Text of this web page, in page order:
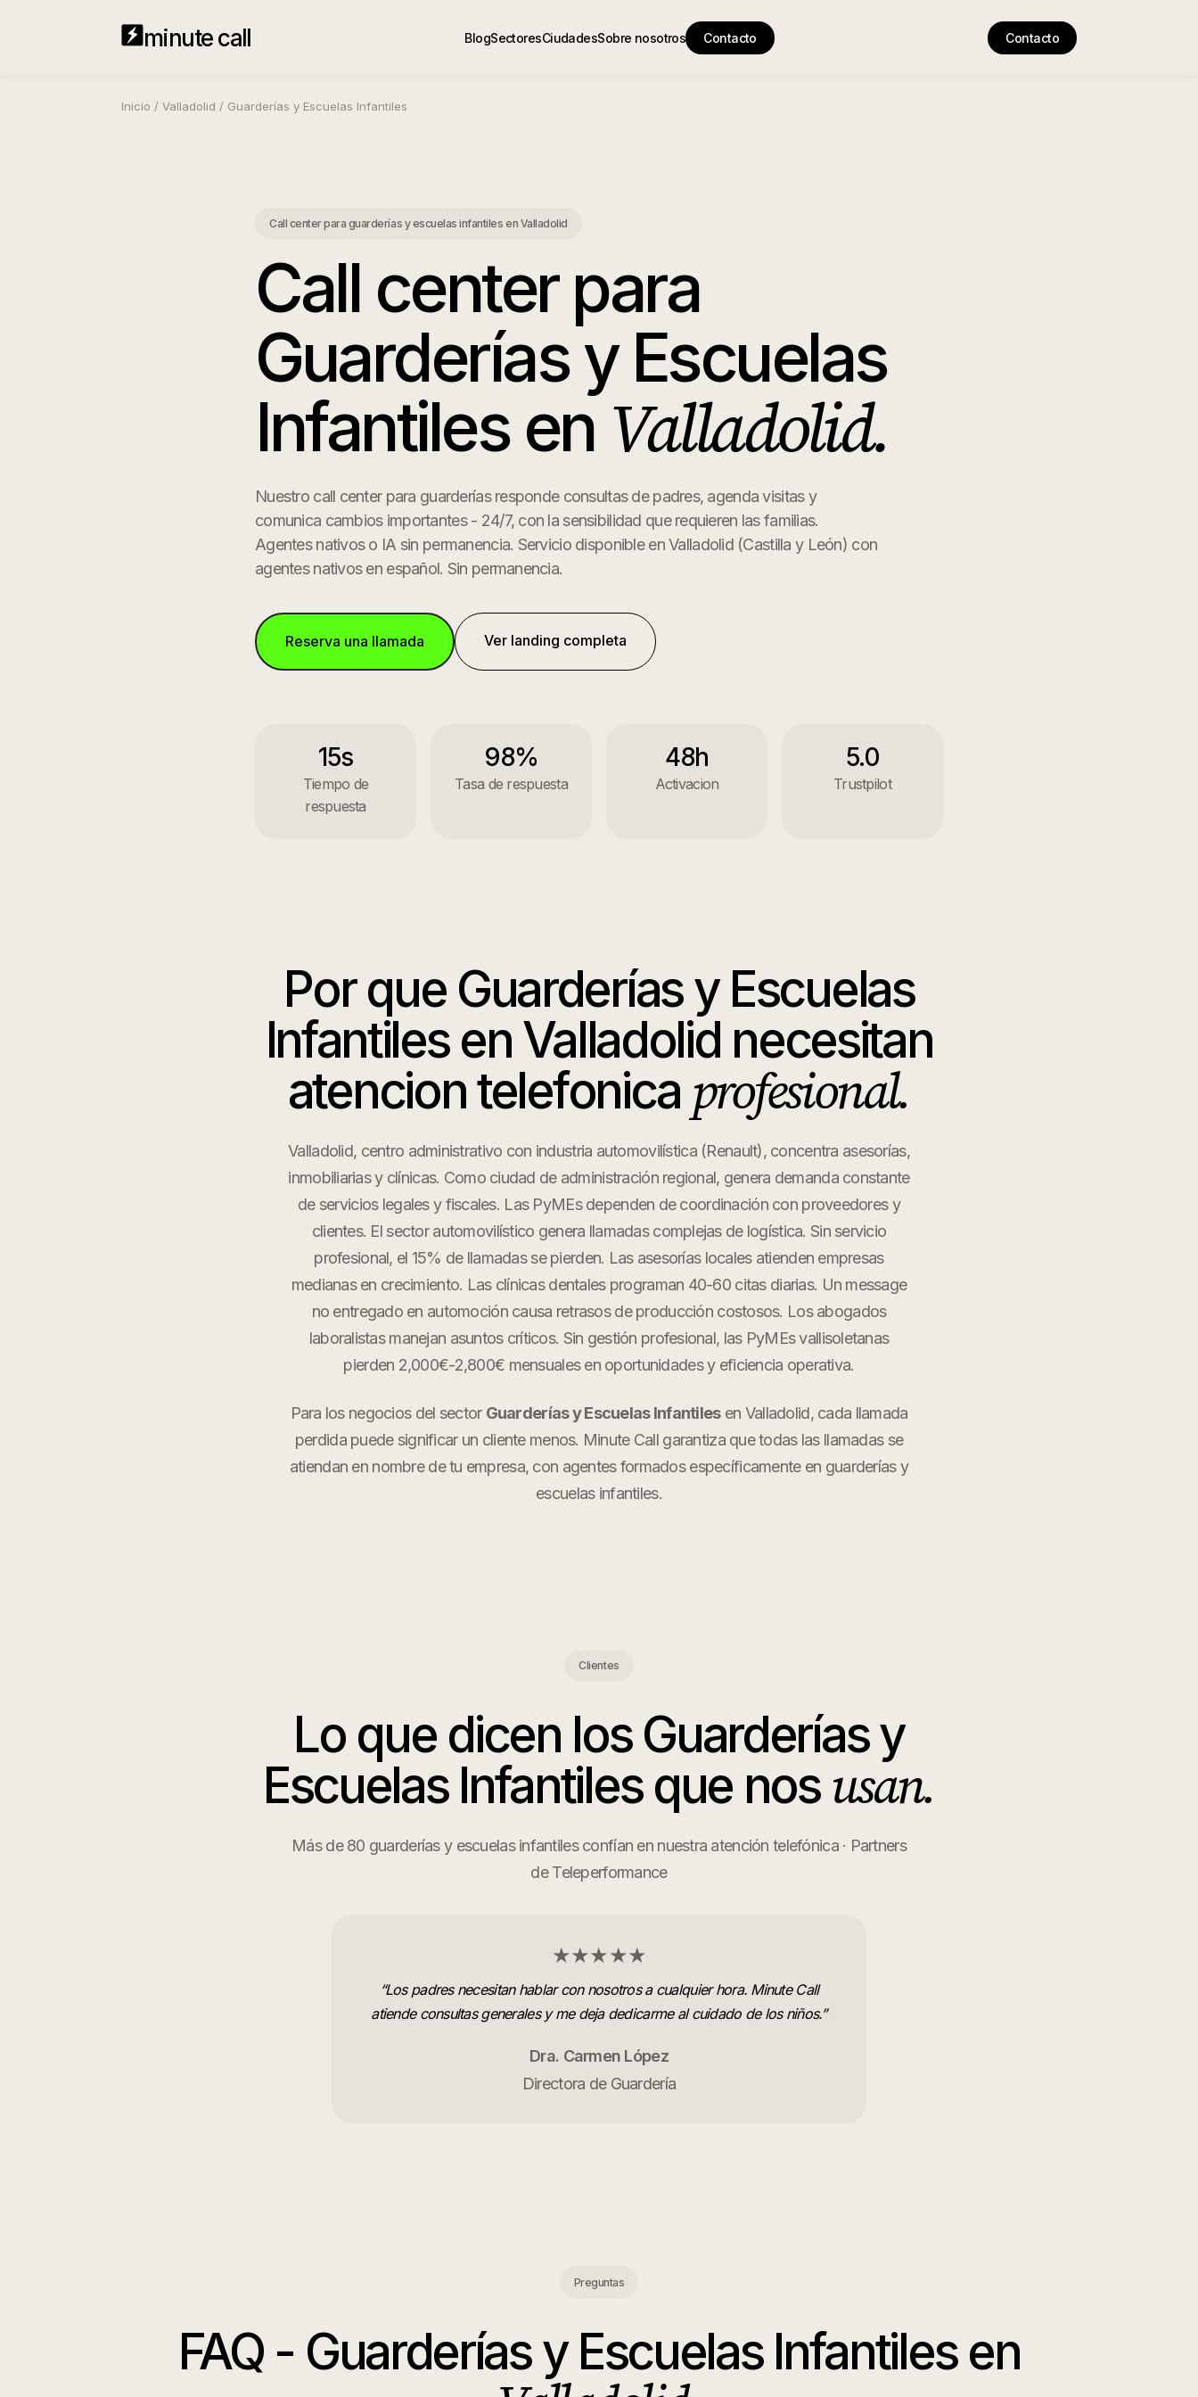
minute call BlogSectoresCiudadesSobre nosotros Contacto Contacto
Inicio / Valladolid / Guarderías y Escuelas Infantiles
Call center para guarderías y escuelas infantiles en Valladolid
Call center para
Guarderías y Escuelas
Infantilesen Valladolid.
Nuestro call center para guarderías responde consultas de padres, agenda visitas y
comunica cambios importantes - 24/7, con la sensibilidad que requieren las familias.
Agentes nativos o IA sin permanencia. Servicio disponible enValladolid(Castilla y León) con
agentes nativos en español. Sin permanencia.
Reserva una llamada Ver landing completa
15s
Tiempo de
respuesta
98%
Tasa de respuesta
48h
Activacion
5.0
Trustpilot
Por que Guarderías y Escuelas
InfantilesenValladolid necesitan
atencion telefonica profesional.
Valladolid, centro administrativo con industria automovilística (Renault), concentra asesorías,
inmobiliarias y clínicas. Como ciudad de administración regional, genera demanda constante
de servicios legales y fiscales. Las PyMEs dependen de coordinación con proveedores y
clientes. El sector automovilístico genera llamadas complejas de logística. Sin servicio
profesional, el 15% de llamadas se pierden. Las asesorías locales atienden empresas
medianas en crecimiento. Las clínicas dentales programan 40-60 citas diarias. Un message
no entregado en automoción causa retrasos de producción costosos. Los abogados
laboralistas manejan asuntos críticos. Sin gestión profesional, las PyMEs vallisoletanas
pierden 2,000€-2,800€ mensuales en oportunidades y eficiencia operativa.
Para los negocios del sector Guarderías y Escuelas Infantilesen Valladolid, cada llamada
perdida puede significar un cliente menos. Minute Call garantiza que todas las llamadas se
atiendan en nombre de tu empresa, con agentes formados específicamente en guarderías y
escuelas infantiles.
Clientes
Lo que dicen losGuarderías y
Escuelas Infantilesque nos usan.
Más de 80 guarderías y escuelas infantiles confían en nuestra atención telefónica · Partners
de Teleperformance
★★★★★
“Los padres necesitan hablar con nosotros a cualquier hora. Minute Call
atiende consultas generales y me deja dedicarme al cuidado de los niños.”
Dra. Carmen López
Directora de Guardería
Preguntas
FAQ - Guarderías y Escuelas Infantilesen